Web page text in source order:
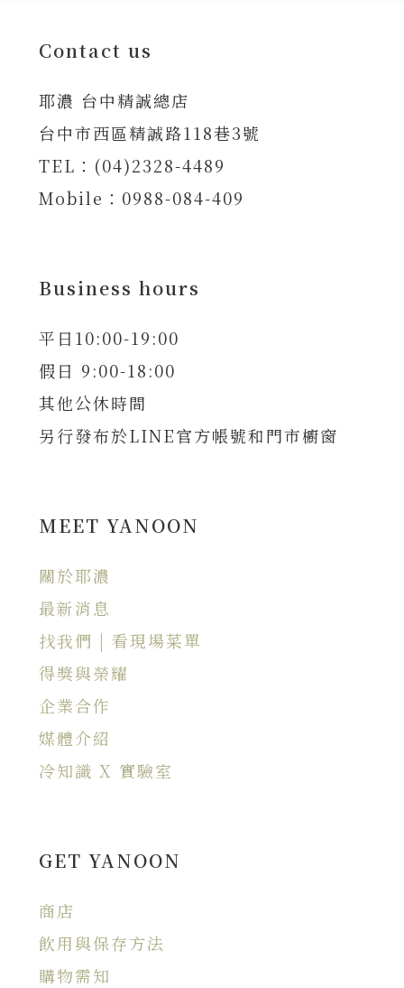
Contact us
耶濃 台中精誠總店
台中市西區精誠路118巷3號
TEL：(04)2328-4489
Mobile：0988-084-409
Business hours
平日10:00-19:00
假日 9:00-18:00
其他公休時間
另行發布於LINE官方帳號和門市櫥窗
MEET YANOON
關於耶濃
最新消息
找我們 | 看現場菜單
得獎與榮耀
企業合作
媒體介紹
冷知識 X 實驗室
GET YANOON
商店
飲用與保存方法
購物需知